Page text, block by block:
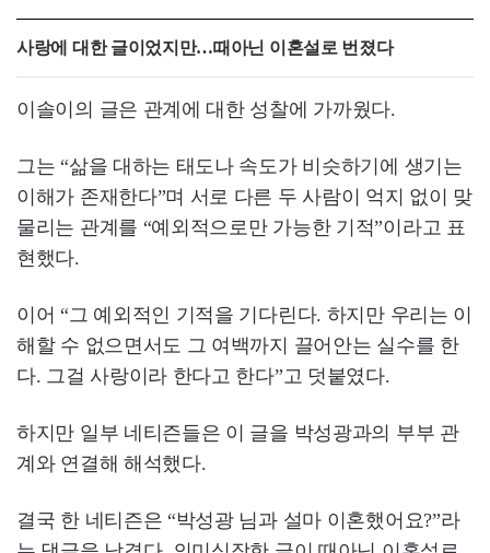
사랑에 대한 글이었지만…때아닌 이혼설로 번졌다
이솔이의 글은 관계에 대한 성찰에 가까웠다.
그는 “삶을 대하는 태도나 속도가 비슷하기에 생기는
이해가 존재한다”며 서로 다른 두 사람이 억지 없이 맞
물리는 관계를 “예외적으로만 가능한 기적”이라고 표
현했다.
이어 “그 예외적인 기적을 기다린다. 하지만 우리는 이
해할 수 없으면서도 그 여백까지 끌어안는 실수를 한
다. 그걸 사랑이라 한다고 한다”고 덧붙였다.
하지만 일부 네티즌들은 이 글을 박성광과의 부부 관
계와 연결해 해석했다.
결국 한 네티즌은 “박성광 님과 설마 이혼했어요?”라